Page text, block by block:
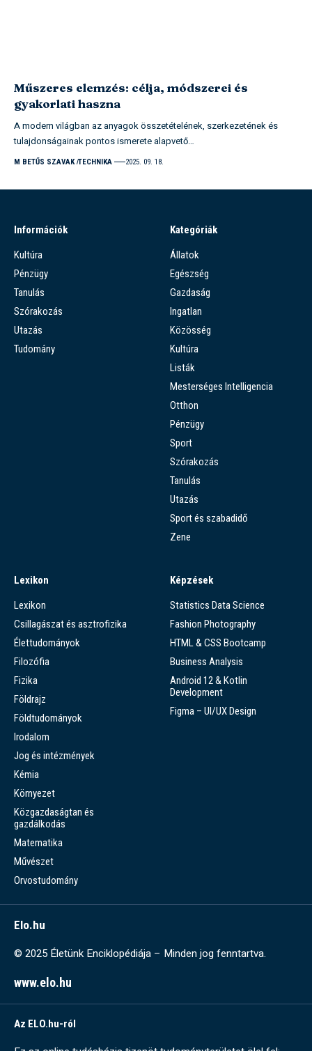
Műszeres elemzés: célja, módszerei és
gyakorlati haszna
A modern világban az anyagok összetételének, szerkezetének és
tulajdonságainak pontos ismerete alapvető…
M BETŰS SZAVAK TECHNIKA 2025. 09. 18.
Információk
Kultúra
Pénzügy
Tanulás
Szórakozás
Utazás
Tudomány
Kategóriák
Állatok
Egészség
Gazdaság
Ingatlan
Közösség
Kultúra
Listák
Mesterséges Intelligencia
Otthon
Pénzügy
Sport
Szórakozás
Tanulás
Utazás
Sport és szabadidő
Zene
Lexikon
Lexikon
Csillagászat és asztrofizika
Élettudományok
Filozófia
Fizika
Földrajz
Földtudományok
Irodalom
Jog és intézmények
Kémia
Környezet
Közgazdaságtan és
gazdálkodás
Matematika
Művészet
Orvostudomány
Képzések
Statistics Data Science
Fashion Photography
HTML & CSS Bootcamp
Business Analysis
Android 12 & Kotlin
Development
Figma – UI/UX Design
Elo.hu
© 2025 Életünk Enciklopédiája – Minden jog fenntartva.
www.elo.hu
Az ELO.hu-ról